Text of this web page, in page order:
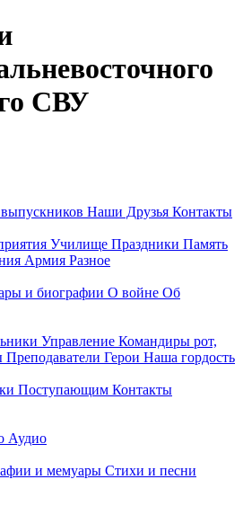
СВУ
Наши Друзья Контакты
Училище Праздники Память
Армия Разное
и биографии О войне Об
Управление Командиры рот,
Преподаватели Герои Наша гордость
Поступающим Контакты
Аудио
и мемуары Стихи и песни